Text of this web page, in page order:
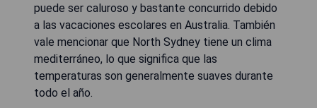
puede ser caluroso y bastante concurrido debido
a las vacaciones escolares en Australia. También
vale mencionar que North Sydney tiene un clima
mediterráneo, lo que significa que las
temperaturas son generalmente suaves durante
todo el año.